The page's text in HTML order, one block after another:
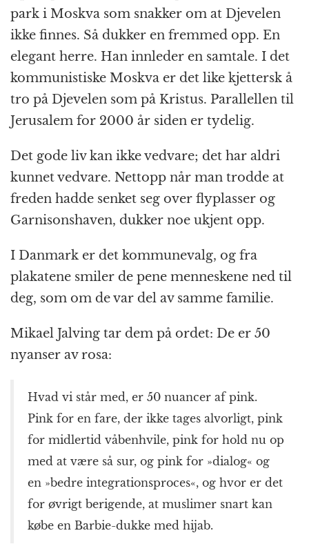
park i Moskva som snakker om at Djevelen
ikke finnes. Så dukker en fremmed opp. En
elegant herre. Han innleder en samtale. I det
kommunistiske Moskva er det like kjettersk å
tro på Djevelen som på Kristus. Parallellen til
Jerusalem for 2000 år siden er tydelig.
Det gode liv kan ikke vedvare; det har aldri
kunnet vedvare. Nettopp når man trodde at
freden hadde senket seg over flyplasser og
Garnisonshaven, dukker noe ukjent opp.
I Danmark er det kommunevalg, og fra
plakatene smiler de pene menneskene ned til
deg, som om de var del av samme familie.
Mikael Jalving tar dem på ordet: De er 50
nyanser av rosa:
Hvad vi står med, er 50 nuancer af pink.
Pink for en fare, der ikke tages alvorligt, pink
for midlertid våbenhvile, pink for hold nu op
med at være så sur, og pink for »dialog« og
en »bedre integrationsproces«, og hvor er det
for øvrigt berigende, at muslimer snart kan
købe en Barbie-dukke med hijab.